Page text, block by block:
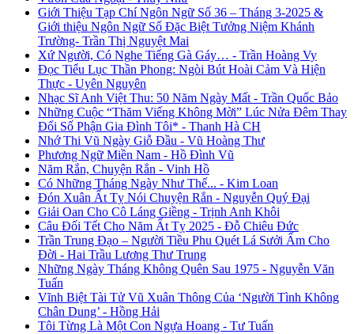
Giới Thiệu Tạp Chí Ngôn Ngữ Số 36 – Tháng 3-2025 &
Giới thiệu Ngôn Ngữ Số Đặc Biệt Tưởng Niệm Khánh
Trường- Trần Thị Nguyệt Mai
Xứ Người, Có Nghe Tiếng Gà Gáy… - Trần Hoàng Vy
Đọc Tiểu Lục Thần Phong: Ngòi Bút Hoài Cảm Và Hiện
Thực - Uyên Nguyên
Nhạc Sĩ Anh Việt Thu: 50 Năm Ngày Mất - Trần Quốc Bảo
Những Cuộc “Thăm Viếng Không Mời” Lúc Nửa Đêm Thay
Đổi Số Phận Gia Đình Tôi* - Thanh Hà CH
Nhớ Thi Vũ Ngày Giỗ Đầu - Vũ Hoàng Thư
Phương Ngữ Miền Nam - Hồ Đình Vũ
Năm Rắn, Chuyện Rắn - Vinh Hồ
Có Những Tháng Ngày Như Thế... - Kim Loan
Đón Xuân Ất Tỵ Nói Chuyện Rắn - Nguyễn Quý Đại
Giải Oan Cho Cô Láng Giềng - Trịnh Anh Khôi
Câu Đối Tết Cho Năm Ất Tỵ 2025 - Đỗ Chiêu Đức
Trần Trung Đạo – Người Tiều Phu Quét Lá Sưởi Ấm Cho
Đời - Hai Trầu Lương Thư Trung
Những Ngày Tháng Không Quên Sau 1975 - Nguyễn Văn
Tuấn
Vĩnh Biệt Tài Tử Vũ Xuân Thông Của ‘Người Tình Không
Chân Dung’ - Hồng Hải
Tôi Từng Là Một Con Ngựa Hoang - Tư Tuấn